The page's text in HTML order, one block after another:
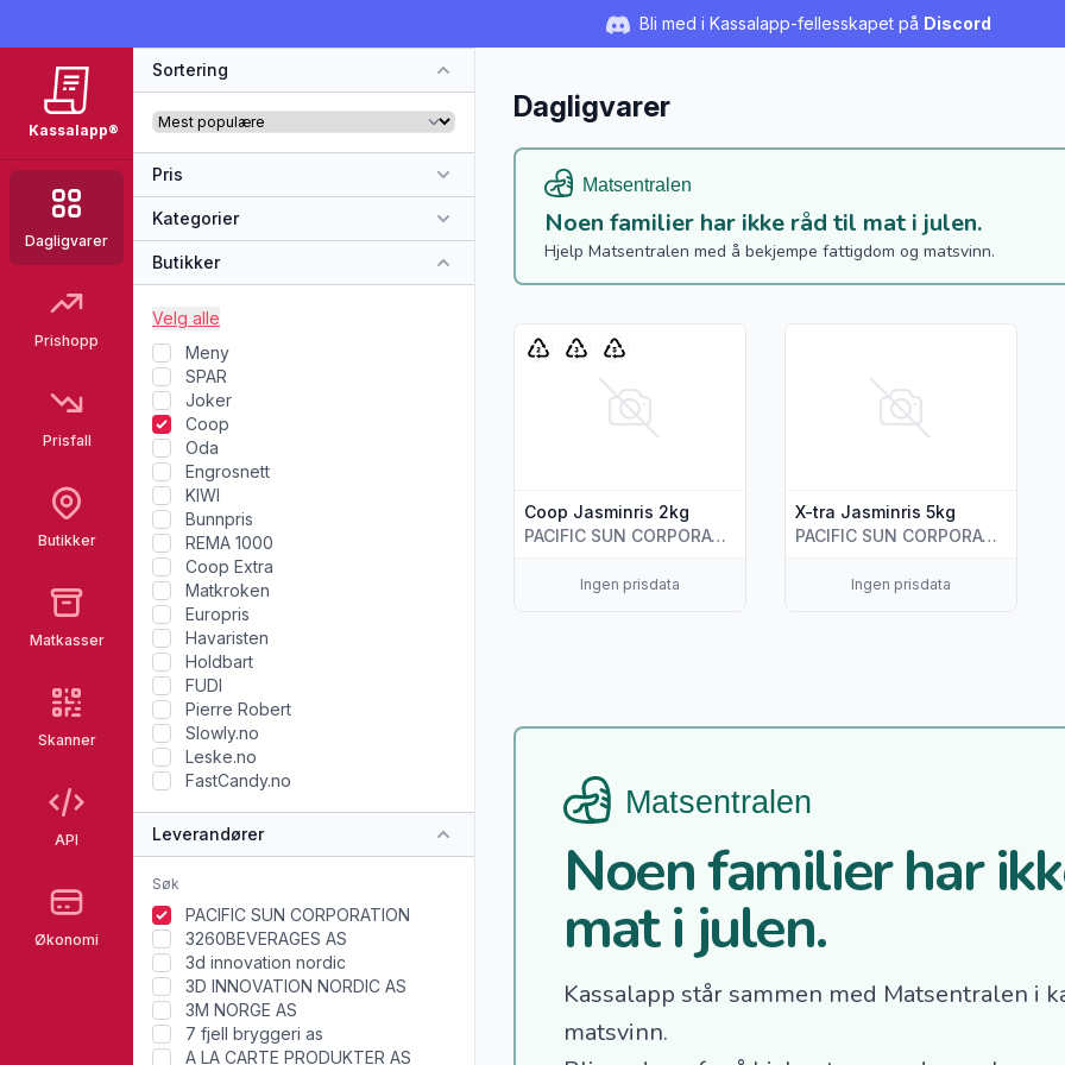
Bli med i Kassalapp-fellesskapet på Discord
Kassalapp®
Dagligvarer
Prishopp
Prisfall
Butikker
Matkasser
Skanner
API
Økonomi
Sortering
Pris
Kategorier
Butikker
Velg alle
Meny
SPAR
Joker
Coop
Oda
Engrosnett
KIWI
Bunnpris
REMA 1000
Coop Extra
Matkroken
Europris
Havaristen
Holdbart
FUDI
Pierre Robert
Slowly.no
Leske.no
FastCandy.no
Leverandører
PACIFIC SUN CORPORATION
3260BEVERAGES AS
3d innovation nordic
3D INNOVATION NORDIC AS
3M NORGE AS
7 fjell bryggeri as
A LA CARTE PRODUKTER AS
Dagligvarer
Noen familier har ikke råd til mat i julen.
Hjelp Matsentralen med å bekjempe fattigdom og matsvinn.
Coop Jasminris 2kg
PACIFIC SUN CORPORATION
Ingen prisdata
Vis flere detaljer for produktet "Coop Jasminris 2kg"
X-tra Jasminris 5kg
PACIFIC SUN CORPORATION
Ingen prisdata
Noen familier har
mat i julen.
Kassalapp står sammen med Matsentralen i
matsvinn.